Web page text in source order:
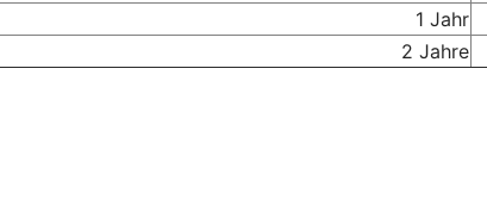
1 Jahr
2 Jahre